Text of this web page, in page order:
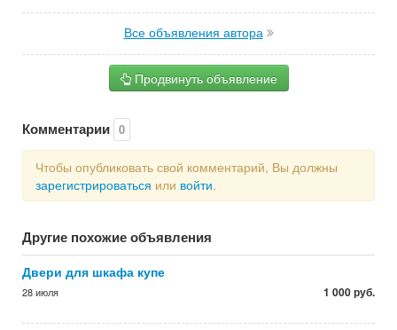
Все объявления автора
Продвинуть объявление
Комментарии 0
Чтобы опубликовать свой комментарий, Вы должны
зарегистрироваться или войти.
Другие похожие объявления
Двери для шкафа купе
28 июля 1 000 руб.